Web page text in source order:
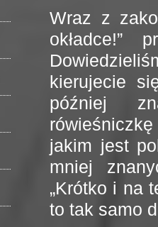
Wraz z
okładce!”
kierujecie
później
jakim jest
mniej
„Krótko i na
to tak samo